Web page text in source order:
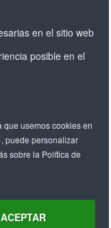
lado
M
MAX. ancho
Ø9 25
en el sitio web
posible en el
que usemos cookies en
puede personalizar
sobre la Política de
ACEPTAR